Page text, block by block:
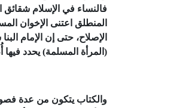
فالنساء في الإسلام شقائق
المنطلق اعتنى الإخوان
الإصلاح، حتى إن الإمام
(المرأة المسلمة) يحدد
والكتاب يتكون من عدة